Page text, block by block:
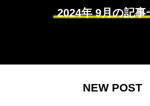
2024年 9月の記事
NEW POST